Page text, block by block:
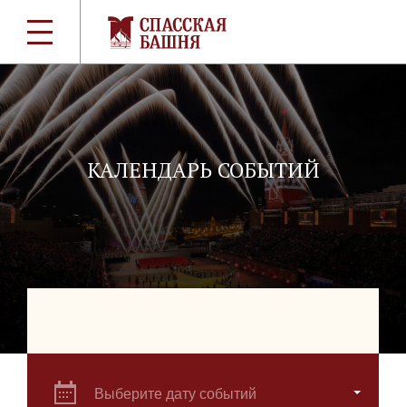
КАЛЕНДАРЬ СОБЫТИЙ
Выберите дату событий